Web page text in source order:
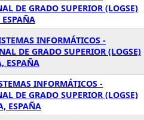
DE GRADO SUPERIOR (LOGSE)
INFORMÁTICOS -
DE GRADO SUPERIOR (LOGSE)
ESPAÑA
INFORMÁTICOS -
DE GRADO SUPERIOR (LOGSE)
ESPAÑA